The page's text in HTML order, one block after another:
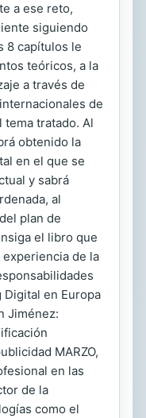
a ese reto,
siguiendo
8 capítulos le
teóricos, a la
a través de
de
tema tratado. Al
obtenido la
en el que se
y sabrá
al
plan de
el libro que
experiencia de la
en Europa
Jiménez:
MARZO,
en las
de la
como el